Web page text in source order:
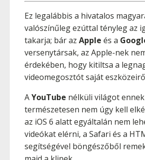
Ez legalábbis a hivatalos
valószínűleg ezúttal tényleg az
takarja; bár az Apple és a
versenytársak, az Apple-nek
érdekében, hogy kitiltsa a
videomegosztót saját
AYouTube nélküli világot
természetesen nem úgy kell
az iOS 6 alatt egyáltalán nem
videókat elérni, a Safari és a
segítségével böngészőből